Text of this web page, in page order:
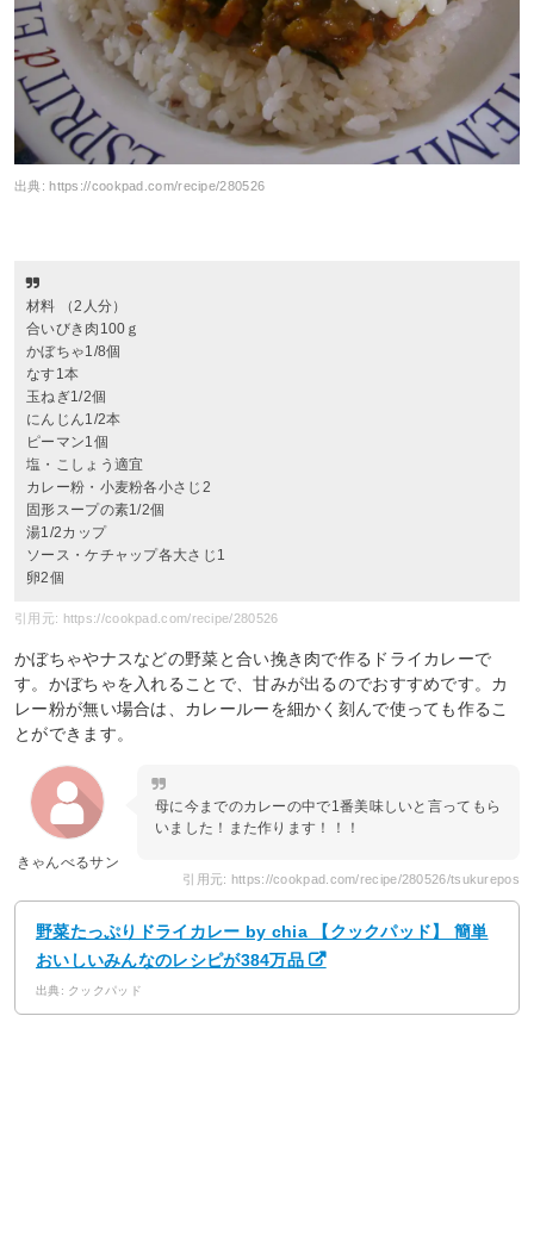
出典:https://cookpad.com/recipe/280526
材料 （2人分）
合いびき肉100ｇ
かぼちゃ1/8個
なす1本
玉ねぎ1/2個
にんじん1/2本
ピーマン1個
塩・こしょう適宜
カレー粉・小麦粉各小さじ2
固形スープの素1/2個
湯1/2カップ
ソース・ケチャップ各大さじ1
卵2個
引用元: https://cookpad.com/recipe/280526
かぼちゃやナスなどの野菜と合い挽き肉で作るドライカレーで
す。かぼちゃを入れることで、甘みが出るのでおすすめです。カ
レー粉が無い場合は、カレールーを細かく刻んで使っても作るこ
とができます。
きゃんべるサン
母に今までのカレーの中で1番美味しいと言ってもら
いました！また作ります！！！
引用元: https://cookpad.com/recipe/280526/tsukurepos
野菜たっぷりドライカレー by chia 【クックパッド】 簡単
おいしいみんなのレシピが384万品
出典: クックパッド